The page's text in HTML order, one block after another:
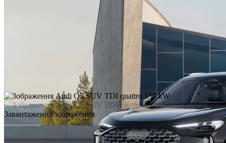
Завантаження зображення